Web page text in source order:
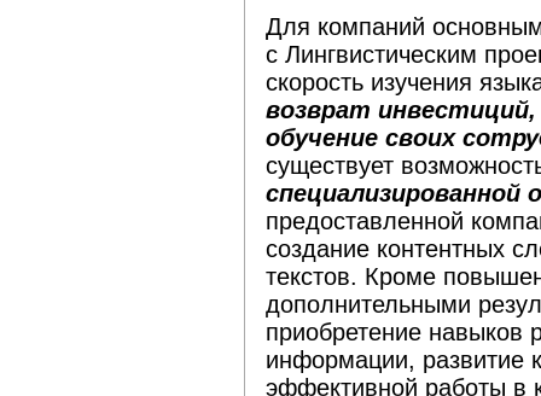
Для компаний
с Лингвистическим
скорость изучения
возврат
обучение своих
существует
специализированной
предоставленной
создание контентных
текстов. Кроме
дополнительными
приобретение
информации, развитие
эффективной работы в